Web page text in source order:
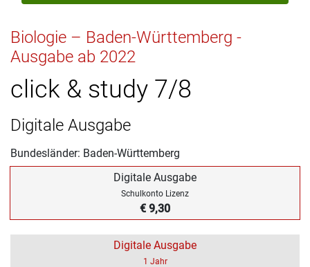
Biologie – Baden-Württemberg -
Ausgabe ab 2022
click & study 7/8
Digitale Ausgabe
Bundesländer: Baden-Württemberg
Digitale Ausgabe
Schulkonto Lizenz
€ 9,30
Digitale Ausgabe
1 Jahr